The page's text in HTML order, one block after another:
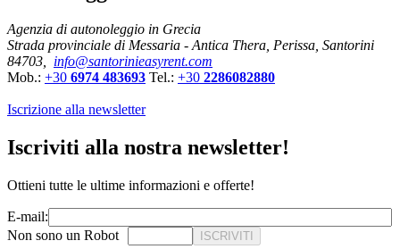
Agenzia di autonoleggio in Grecia
Strada provinciale di Messaria - Antica Thera, Perissa, Santorini
84703, info@santorinieasyrent.com
Mob.: +30 6974 483693 Tel.: +30 2286082880
Iscrizione alla newsletter
Iscriviti alla nostra newsletter!
Ottieni tutte le ultime informazioni e offerte!
E-mail:
Non sono un Robot
ISCRIVITI